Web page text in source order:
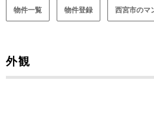
物件一覧 物件登録 西宮市のマ
外観